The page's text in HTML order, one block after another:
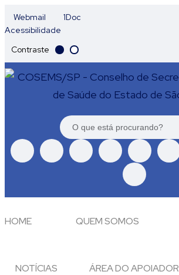
Webmail
1Doc
Acessibilidade
Contraste
HOME QUEM SOMOS
NOTÍCIAS ÁREA DO APOIADOR